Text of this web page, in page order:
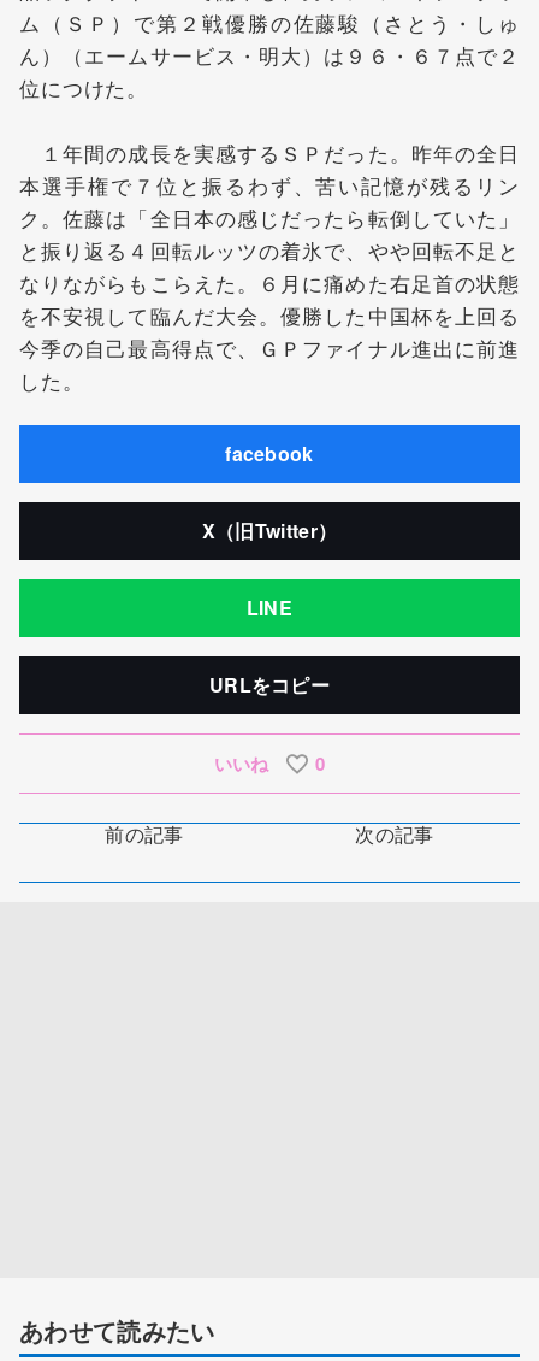
ム（ＳＰ）で第２戦優勝の佐藤駿 （さとう・しゅ
ん）（エームサービス・明大）は９６・６７点で２
位につけた。
１年間の成長を実感するＳＰだった。昨年の全日
本選手権で７位と振るわず、苦い記憶が残るリン
ク。佐藤は「全日本の感じだったら転倒していた」
と振り返る４回転ルッツの着氷で、やや回転不足と
なりながらもこらえた。６月に痛めた右足首の状態
を不安視して臨んだ大会。優勝した中国杯を上回る
今季の自己最高得点で、ＧＰファイナル進出に前進
した。
facebook
X（旧Twitter）
LINE
URLをコピー
いいね 0
前の記事 次の記事
あわせて読みたい